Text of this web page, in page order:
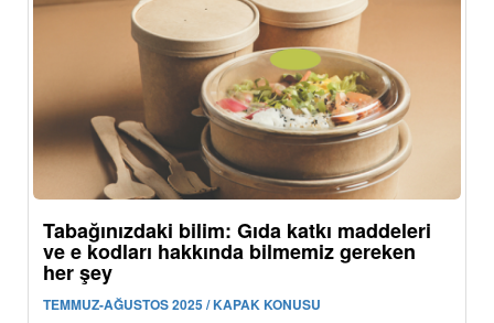
Tabağınızdaki bilim: Gıda katkı maddeleri
ve e kodları hakkında bilmemiz gereken
her şey
TEMMUZ-AĞUSTOS 2025 / KAPAK KONUSU